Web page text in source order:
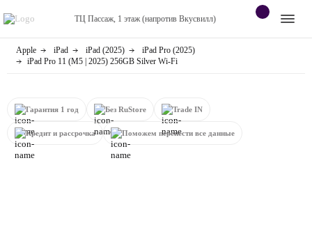
ТЦ Пассаж, 1 этаж (напротив Вкусвилл)
Контакты
магазине
Apple
Яндекс станции
Приставки
Apple iPad iPad (2025)
iPad Pro (2025)
iPad Pro 11 (M5 | 2025) 256GB Silver Wi-Fi
Гарантия 1 год Без RuStore Trade IN
Кредит и рассрочка Поможем перенести все данные